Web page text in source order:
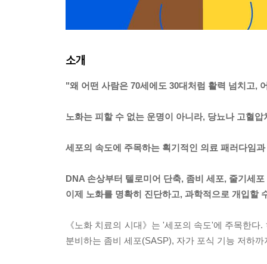
소개
"왜 어떤 사람은 70세에도 30대처럼 활력 넘치고,
노화는 피할 수 없는 운명이 아니라, 당뇨나 고혈
세포의 속도에 주목하는 획기적인 의료 패러다임
DNA 손상부터 텔로미어 단축, 좀비 세포, 줄기세
이제 노화를 명확히 진단하고, 과학적으로 개입할
《노화 치료의 시대》는 '세포의 속도'에 주목한
분비하는 좀비 세포(SASP), 자가 포식 기능 저하